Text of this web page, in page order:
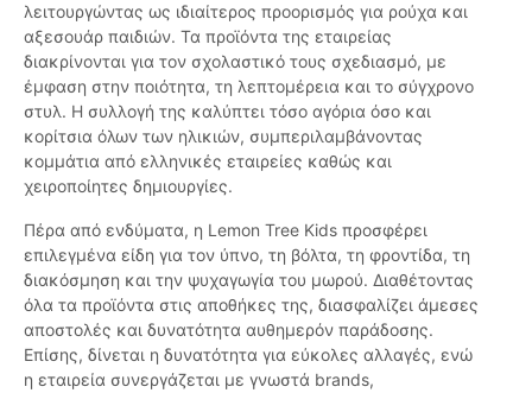
λειτουργώντας ως ιδιαίτερος προορισμός για ρούχα και
αξεσουάρ παιδιών. Τα προϊόντα της εταιρείας
διακρίνονται για τον σχολαστικό τους σχεδιασμό, με
έμφαση στην ποιότητα, τη λεπτομέρεια και το σύγχρονο
στυλ. Η συλλογή της καλύπτει τόσο αγόρια όσο και
κορίτσια όλων των ηλικιών, συμπεριλαμβάνοντας
κομμάτια από ελληνικές εταιρείες καθώς και
χειροποίητες δημιουργίες.
Πέρα από ενδύματα, η Lemon Tree Kids προσφέρει
επιλεγμένα είδη για τον ύπνο, τη βόλτα, τη φροντίδα, τη
διακόσμηση και την ψυχαγωγία του μωρού. Διαθέτοντας
όλα τα προϊόντα στις αποθήκες της, διασφαλίζει άμεσες
αποστολές και δυνατότητα αυθημερόν παράδοσης.
Επίσης, δίνεται η δυνατότητα για εύκολες αλλαγές, ενώ
η εταιρεία συνεργάζεται με γνωστά brands,